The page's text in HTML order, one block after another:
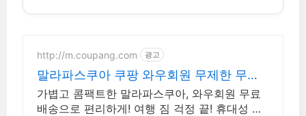
http://m.coupang.com 광고
말라파스쿠아 쿠팡 와우회원 무제한 무료
배송
가볍고 콤팩트한 말라파스쿠아, 와우회원 무료
배송으로 편리하게! 여행 짐 걱정 끝! 휴대성 좋